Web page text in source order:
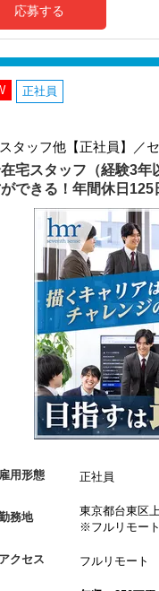
ワーク導入済み
デュアルモニタ完備
イアント2500社以上
が紹介の安定基盤
企業～医療・学校法人まで対
／事業承継／M&Aにも対応
中の税理士法人＞
14拠点で事業展開
員240名以上に拡大
・税務・財務・労務まで対応
家が在籍しワンストップ支援
を後押し＞
購入費／研修費は全額会社負
で税法・実務の学習会あり
取得を目指す社員が多数
の背景＞
拡大に伴う増員募集
力強化に向けた採用
の中核人材を募集
スタッフの声＞
まざまな業務を任せてもら
や先輩に相談しやすく、風
応募する
正社員
タッフ他【正社員】／
宅スタッフ（経験3
できる！年間休日
雇用形態 正社員
務地
東京都台東区
※フルリモー
アクセス フルリモート